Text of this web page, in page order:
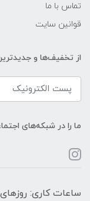
تماس با ما
قوانین سایت
از تخفیف‌ها و
ما را در شبکه‌های